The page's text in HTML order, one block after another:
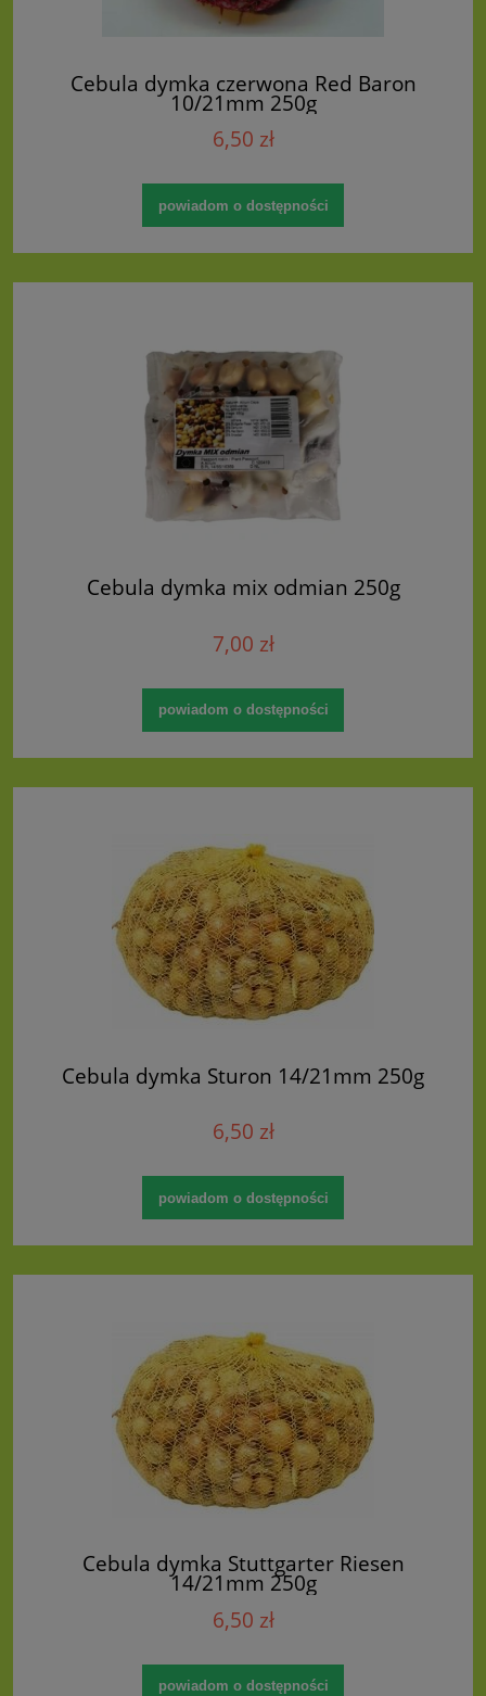
Cebula dymka czerwona Red Baron
10/21mm 250g
6,50 zł
powiadom o dostępności
Cebula dymka mix odmian 250g
7,00 zł
powiadom o dostępności
Cebula dymka Sturon 14/21mm 250g
6,50 zł
powiadom o dostępności
Cebula dymka Stuttgarter Riesen
14/21mm 250g
6,50 zł
powiadom o dostępności